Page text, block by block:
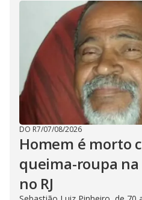
DO R7/07/08/2026
Homem é morto
queima-roupa na
no RJ